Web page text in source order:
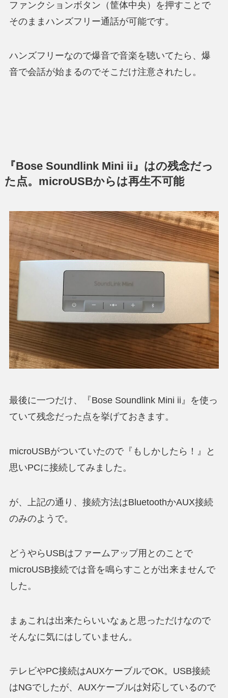
ファンクションボタン（筐体中央）を押すことで
そのままハンズフリー通話が可能です。
ハンズフリーなので爆音で音楽を聴いてたら、爆
音で会話が始まるのでそこだけ注意されたし。
『Bose Soundlink Mini ii』はの残念だっ
た点。microUSBからは再生不可能
最後に一つだけ、『Bose Soundlink Mini ii』を使っ
ていて残念だった点を挙げておきます。
microUSBがついていたので『もしかしたら！』と
思いPCに接続してみました。
が、上記の通り、接続方法はBluetoothかAUX接続
のみのようで。
どうやらUSBはファームアップ用とのことで
microUSB接続では音を鳴らすことが出来ませんで
した。
まぁこれは出来たらいいなぁと思っただけなので
そんなに気にはしていません。
テレビやPC接続はAUXケーブルでOK。USB接続
はNGでしたが、AUXケーブルは対応しているので